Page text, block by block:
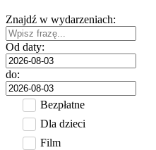
Znajdź w wydarzeniach:
Od daty:
do:
Bezpłatne
Dla dzieci
Film